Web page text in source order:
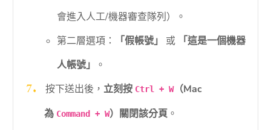
會進入人工/機器審查隊列）。
第二層選項：
「假帳號」 或
「這是一個機器
人帳號」
。
按下送出後， 立刻按 Ctrl + W（Mac
為 Command + W）關閉該分頁。